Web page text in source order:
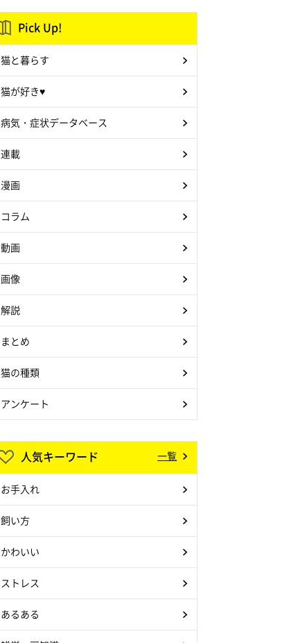
Pick Up!
猫と暮らす
猫が好き♥
病気・症状データベース
連載
漫画
コラム
動画
画像
解説
まとめ
猫の種類
アンケート
人気キーワード 一覧
お手入れ
飼い方
かわいい
ストレス
あるある